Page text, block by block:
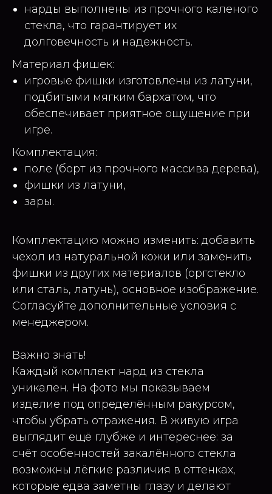
нарды выполнены из прочного каленого
стекла, что гарантирует их
долговечность и надежность.
Материал фишек:
игровые фишки изготовлены из латуни,
подбитыми мягким бархатом, что
обеспечивает приятное ощущение при
игре.
Комплектация:
поле (борт из прочного массива дерева),
фишки из латуни,
зары.
Комплектацию можно изменить: добавить
чехол из натуральной кожи или заменить
фишки из других материалов (оргстекло
или сталь, латунь), основное изображение.
Согласуйте дополнительные условия с
менеджером.
Важно знать!
Каждый комплект нард из стекла
уникален. На фото мы показываем
изделие под определённым ракурсом,
чтобы убрать отражения. В живую игра
выглядит ещё глубже и интереснее: за
счёт особенностей закалённого стекла
возможны лёгкие различия в оттенках,
которые едва заметны глазу и делают